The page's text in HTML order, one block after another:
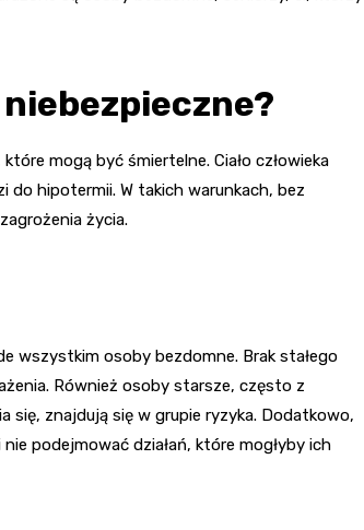
mogą być śmiertelne. Ciało człowieka
hipotermii. W takich warunkach, bez
życia.
wszystkim osoby bezdomne. Brak stałego
Również osoby starsze, często z
się, znajdują się w grupie ryzyka. Dodatkowo,
podejmować działań, które mogłyby ich